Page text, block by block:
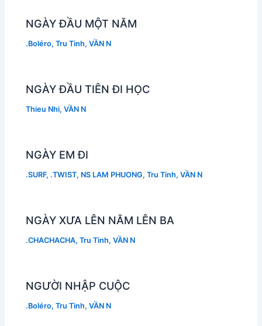
NGÀY ĐẦU MỘT NĂM
.Boléro,Tru Tinh,VẦN N
NGÀY ĐẦU TIÊN ĐI HỌC
Thieu Nhi,VẦN N
NGÀY EM ĐI
.SURF, .TWIST, NS LAM PHUONG,Tru Tinh,VẦN N
NGÀY XƯA LÊN NĂM LÊN BA
.CHACHACHA,Tru Tinh,VẦN N
NGƯỜI NHẬP CUỘC
.Boléro,Tru Tinh,VẦN N